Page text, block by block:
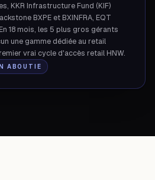
KKR Infrastructure Fund (KIF)
BXPE et BXINFRA, EQT
18 mois, les 5 plus gros gérants
une gamme dédiée au retail
vrai cycle d'accès retail HNW.
ABOUTIE